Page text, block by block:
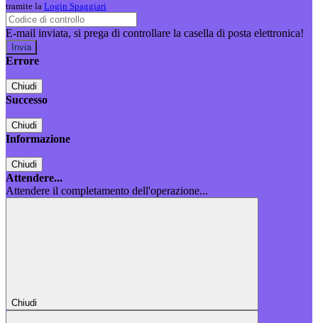
tramite la Login Spaggiari
E-mail inviata, si prega di controllare la casella di posta elettronica!
Errore
Chiudi
Successo
Chiudi
Informazione
Chiudi
Attendere...
Attendere il completamento dell'operazione...
Chiudi